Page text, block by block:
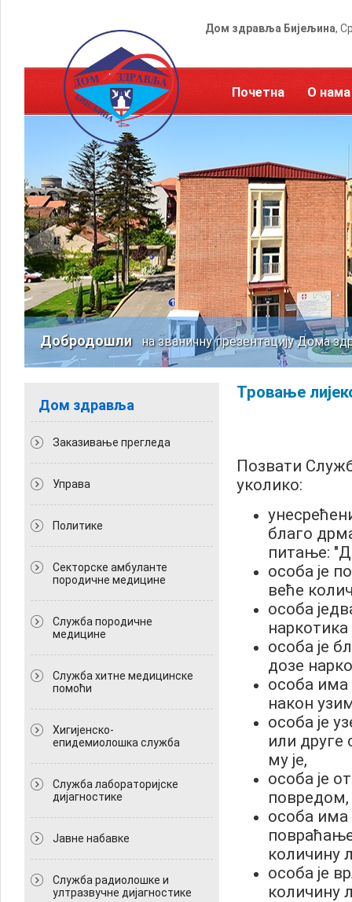
Дом здравља Бијељина,
Почетна О нама
Добродошлина званичну презентацију Дома
Дом здравља
Заказивање прегледа
Управа
Политикe
Секторске амбуланте
породичне медицине
Служба породичне
медицине
Служба хитне медицинске
помоћи
Хигијенско-
епидемиолошка служба
Служба лабораторијске
дијагностике
Јавне набавке
Служба радиолошке и
ултразвучне дијагностике
Тровање
Позвати
уколико:
благо
питање:
особа је
веће
особа
наркотика
особа је
дозе
особа има
након
особа је
или друге
му је,
особа је
повредом,
особа има
количину
особа је
количину